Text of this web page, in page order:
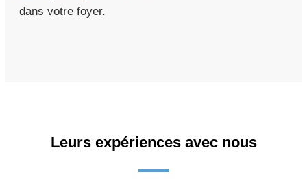
dans votre foyer.
Leurs expériences avec nous